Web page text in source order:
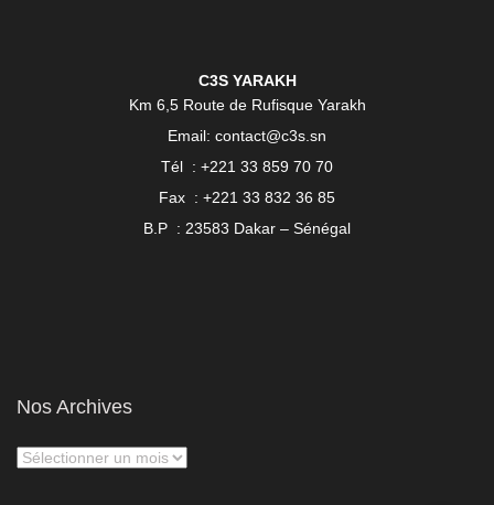
C3S YARAKH
Km 6,5 Route de Rufisque Yarakh
Email: contact@c3s.sn
Tél : +221 33 859 70 70
Fax : +221 33 832 36 85
B.P : 23583 Dakar – Sénégal
Nos Archives